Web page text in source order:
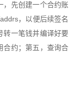
，先创建一个合约账
，以便后续签名
转一笔钱并编译好要
合约；第五，查询合